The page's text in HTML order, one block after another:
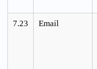
7.23 Email